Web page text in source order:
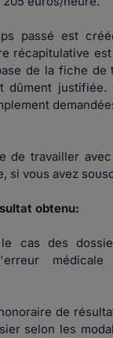
passé est
récapitulative
de la fiche de
dûment justifiée.
de travailler
si vous avez
obtenu:
cas des
de
selon les